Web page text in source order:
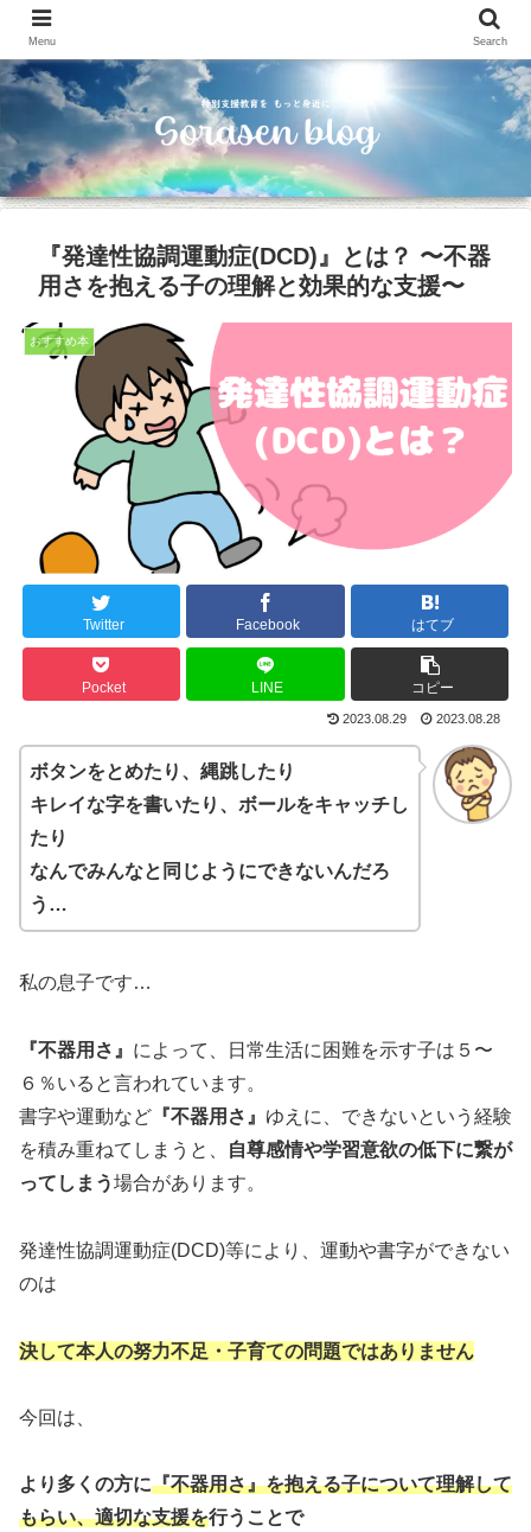
『発達性協調運動症(DCD)』とは？ 〜不器
用さを抱える子の理解と効果的な支援〜
おすすめ本
Twitter Facebook はてブ
Pocket LINE コピー
2023.08.29 2023.08.28
ボタンをとめたり、縄跳したり
キレイな字を書いたり、ボールをキャッチし
たり
なんでみんなと同じようにできないんだろ
う…
私の息子です…
『不器用さ』 によって、日常生活に困難を示す子は５〜
６％いると言われています。
書字や運動など 『不器用さ』 ゆえに、できないという経験
を積み重ねてしまうと、
自尊感情や学習意欲の低下に繋が
ってしまう場合があります。
発達性協調運動症(DCD)等により、運動や書字ができない
のは
決して本人の努力不足・子育ての問題ではありません
今回は、
より多くの方に『不器用さ』を抱える子について理解して
もらい、適切な支援を行うことで
Menu Search